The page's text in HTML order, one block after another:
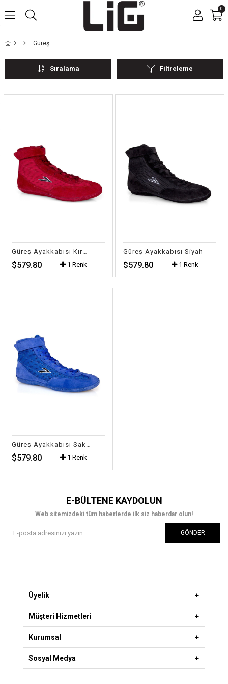
0
Güreş
Filtreleme
Sıralama
$579.80 1 Renk
Güreş Ayakkabısı Siyah
$579.80 1 Renk
Güreş Ayakkabısı Saks Mavi
$579.80 1 Renk
E-BÜLTENE KAYDOLUN
Web sitemizdeki tüm haberlerde ilk siz haberdar olun!
GÖNDER
Üyelik
Müşteri Hizmetleri
Kurumsal
Sosyal Medya